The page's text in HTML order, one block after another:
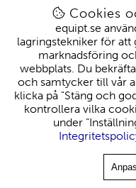
kundtjanst@equipt.se
Öppettider: Vardagar 08-16
EQUIPT
Om oss
Cookies
equipt.se
lagringstekniker för att
marknadsföring
webbplats. Du
och samtycker till vår
klicka på "Stäng och
kontrollera vilka
under